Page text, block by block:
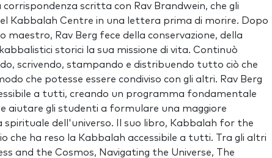
scritta con Rav Brandwein, che gli
Kabbalah Centre in una lettera prima di morire. Dopo
maestro, Rav Berg fece della conservazione, della
storici la sua missione di vita. Continuò
scrivendo, stampando e distribuendo tutto ciò che
che potesse essere condiviso con gli altri. Rav Berg
a tutti, creando un programma fondamentale
aiutare gli studenti a formulare una maggiore
spirituale dell'universo. Il suo libro, Kabbalah for the
che ha reso la Kabbalah accessibile a tutti. Tra gli altri
and the Cosmos, Navigating the Universe, The